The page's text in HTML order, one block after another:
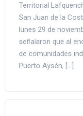
Territorial
San Juan de la
lunes 29 de
señalaron que al
de comunidades
Puerto Aysén, […]